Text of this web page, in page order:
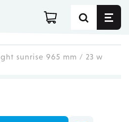
inhoud
sunrise 965 mm / 23 w